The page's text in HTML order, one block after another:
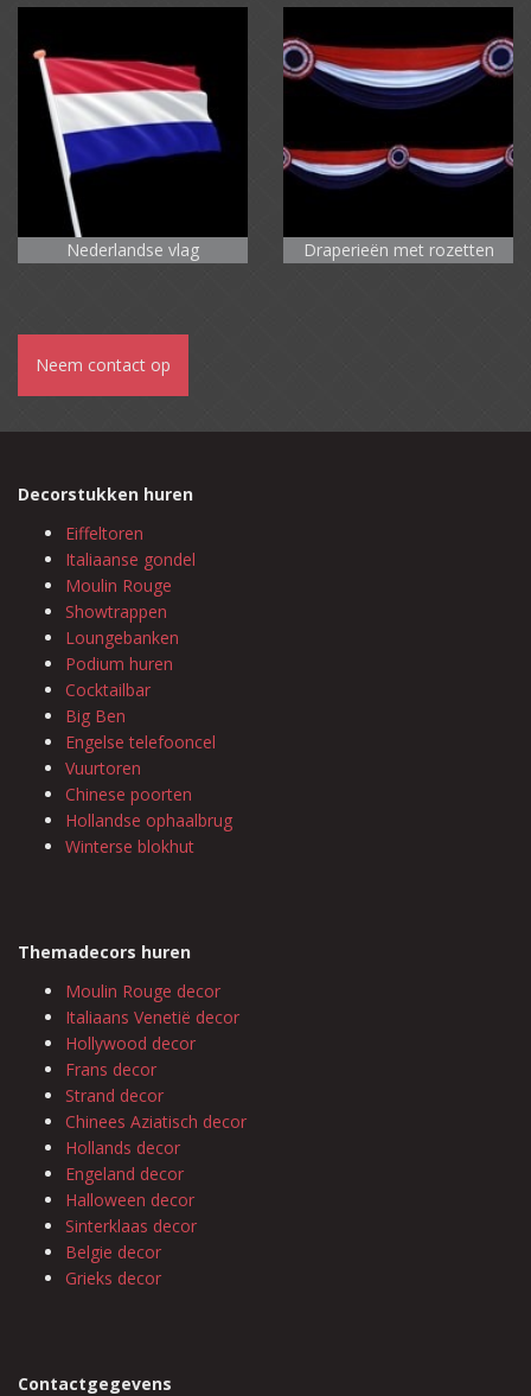
Nederlandse vlag Draperieën met rozetten
Neem contact op
Decorstukken huren
Eiffeltoren
Italiaanse gondel
Moulin Rouge
Showtrappen
Loungebanken
Podium huren
Cocktailbar
Big Ben
Engelse telefooncel
Vuurtoren
Chinese poorten
Hollandse ophaalbrug
Winterse blokhut
Themadecors huren
Moulin Rouge decor
Italiaans Venetië decor
Hollywood decor
Frans decor
Strand decor
Chinees Aziatisch decor
Hollands decor
Engeland decor
Halloween decor
Sinterklaas decor
Belgie decor
Grieks decor
Contactgegevens